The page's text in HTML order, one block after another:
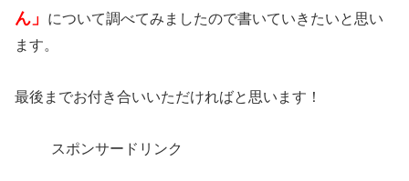
ん」
について調べてみましたので書いていきたいと思い
ます。
最後までお付き合いいただければと思います！
スポンサードリンク